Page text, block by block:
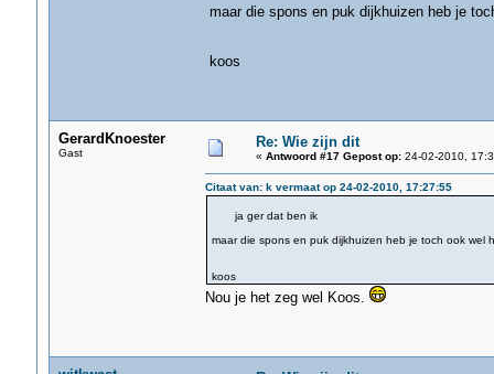
maar die spons en puk dijkhuizen heb je
koos
GerardKnoester
Gast
Re: Wie zijn dit
« Antwoord #17 Gepost op:24-02-2010,
Citaat van: k vermaat op 24-02-2010, 17:27:55
ja ger dat ben ik
maar die spons en puk dijkhuizen heb je toch ook wel
koos
Nou je het zeg wel Koos.